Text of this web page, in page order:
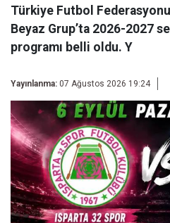
Türkiye Futbol
Beyaz Grup’ta 2026-2027
programı belli oldu. Y
Yayınlanma: 07 Ağustos 2026 19:24